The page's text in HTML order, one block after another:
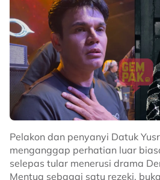
Menjengah ke ruangan komen,
menzahirkan ucapan tahniah
kejayaannya membahagiakan
Sumber: Threads
Related Topics
#Parisa Ardina #kereta #ibu #rezeki
Pelakon dan penyanyi Datuk
menganggap perhatian luar
selepas tular menerusi drama
Mentua sebagai satu rezeki,